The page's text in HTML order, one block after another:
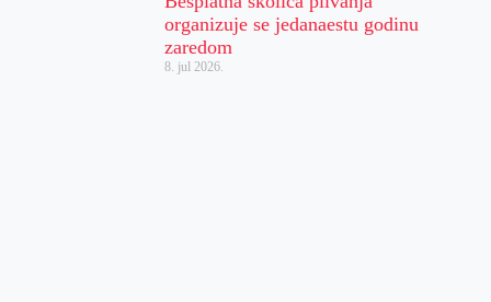
organizuje se jedanaestu godinu
zaredom
8. jul 2026.